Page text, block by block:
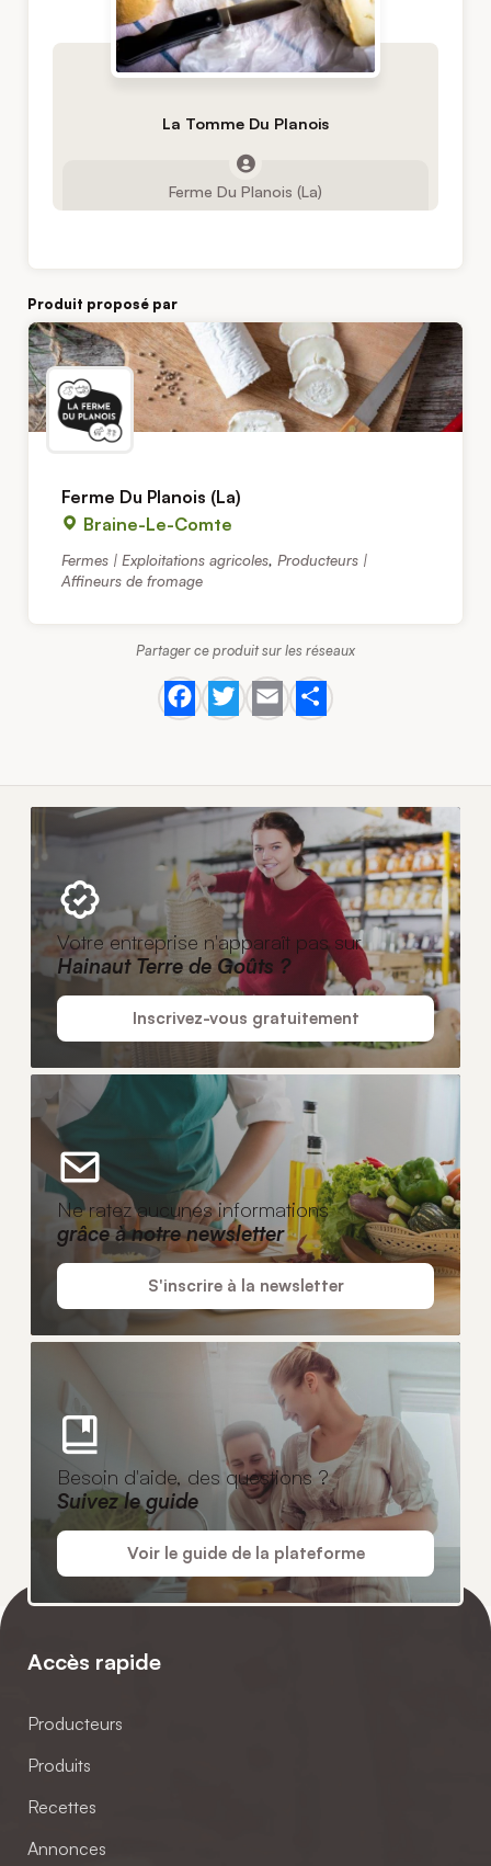
La Tomme Du Planois
Ferme Du Planois (La)
Produit proposé par
Ferme Du Planois (La)
Braine-Le-Comte
Fermes | Exploitations agricoles, Producteurs |
Affineurs de fromage
Partager ce produit sur les réseaux
Facebook
Twitter
EmailShare
Votre entreprise n'apparaît pas sur
Hainaut Terre de Goûts ?
Inscrivez-vous gratuitement
Ne ratez aucunes informations
grâce à notre newsletter
S'inscrire à la newsletter
Besoin d'aide, des questions ?
Suivez le guide
Voir le guide de la plateforme
Accès rapide
Producteurs
Produits
Recettes
Annonces